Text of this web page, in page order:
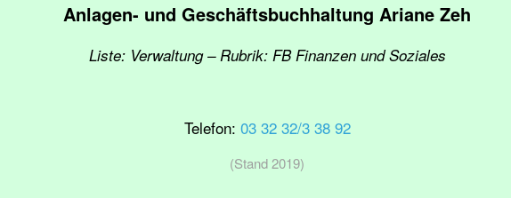
Anlagen- und Geschäftsbuchhaltung Ariane Zeh
Liste: Verwaltung – Rubrik: FB Finanzen und Soziales
Telefon: 03 32 32/3 38 92
(Stand 2019)